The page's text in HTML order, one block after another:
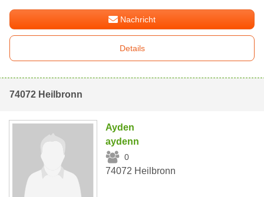
Nachricht
Details
74072 Heilbronn
Ayden
aydenn
0
74072 Heilbronn